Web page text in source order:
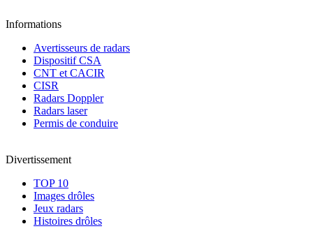
Informations
Avertisseurs de radars
Dispositif CSA
CNT et CACIR
CISR
Radars Doppler
Radars laser
Permis de conduire
Divertissement
TOP 10
Images drôles
Jeux radars
Histoires drôles